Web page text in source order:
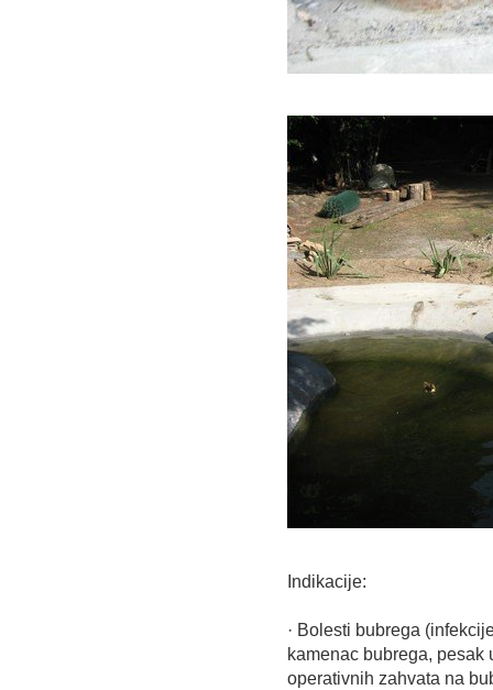
Indikacije:
· Bolesti bubrega
kamenac bubrega, pesak
operativnih zahvata na